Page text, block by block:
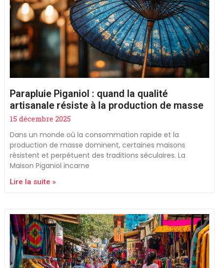
Parapluie Piganiol : quand la qualité
artisanale résiste à la production de masse
15 décembre 2025
Dans un monde où la consommation rapide et la
production de masse dominent, certaines maisons
résistent et perpétuent des traditions séculaires. La
Maison Piganiol incarne
Lire la suite »